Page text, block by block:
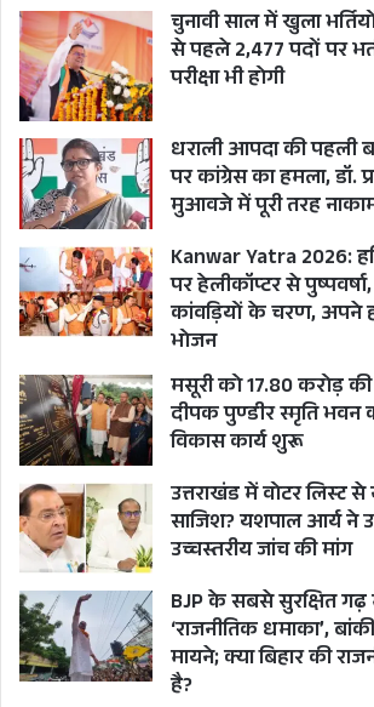
चुनावी साल में खुला
से पहले 2,477 पदों पर
परीक्षा भी होगी
धराली आपदा की पहली
पर कांग्रेस का हमला, डॉ.
मुआवजे में पूरी तरह
Kanwar Yatra 2026:
पर हेलीकॉप्टर से
कांवड़ियों के चरण, अपने
भोजन
मसूरी को 17.80 करोड़
दीपक पुण्डीर स्मृति भवन
विकास कार्य शुरू
उत्तराखंड में वोटर लिस्ट
साजिश? यशपाल आर्य ने
उच्चस्तरीय जांच की मांग
BJP के सबसे सुरक्षित गढ़
‘राजनीतिक धमाका’,
मायने; क्या बिहार की
है?